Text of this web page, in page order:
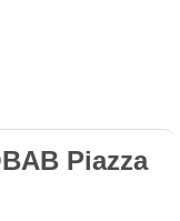
Piazza